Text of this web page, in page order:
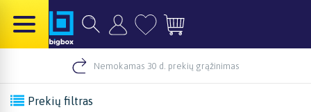
Nemokamas 30 d. prekių grąžinimas
Prekių filtras